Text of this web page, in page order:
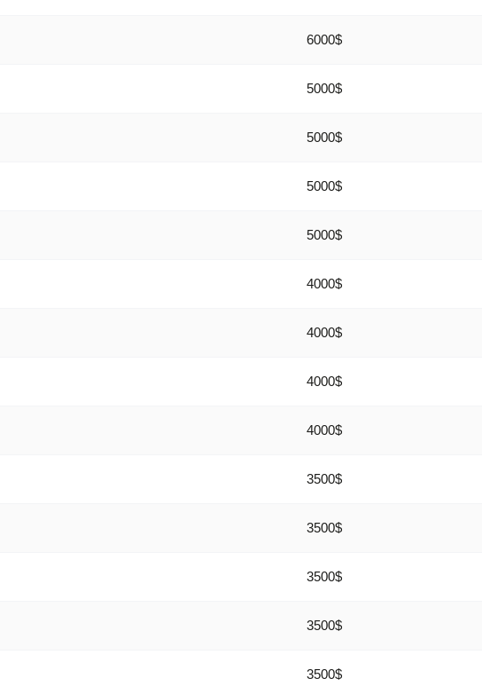
6000$
5000$
5000$
5000$
5000$
4000$
4000$
4000$
4000$
3500$
3500$
3500$
3500$
3500$